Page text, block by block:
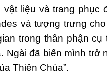
liệu và trang phục
và tượng trưng
trong thân phận cụ
Ngài đã biến mình trở
Thiên Chúa”.